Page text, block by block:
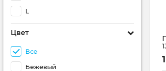
L
Цвет
Все
Бежевый